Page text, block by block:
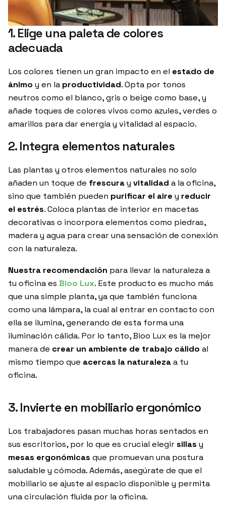
1. Elige una paleta de colores
adecuada
Los colores tienen un gran impacto en el estado de
ánimo y en la productividad. Opta por tonos
neutros como el blanco, gris o beige como base, y
añade toques de colores vivos como azules, verdes o
amarillos para dar energía y vitalidad al espacio.
2. Integra elementos naturales
Las plantas y otros elementos naturales no solo
añaden un toque de frescuray vitalidad a la oficina,
sino que también pueden purificar el aire y reducir
el estrés. Coloca plantas de interior en macetas
decorativas o incorpora elementos como piedras,
madera y agua para crear una sensación de conexión
con la naturaleza.
Nuestra recomendación para llevar la naturaleza a
tu oficina es Bioo Lux. Este producto es mucho más
que una simple planta, ya que también funciona
como una lámpara, la cual al entrar en contacto con
ella se ilumina, generando de esta forma una
iluminación cálida. Por lo tanto, Bioo Lux es la mejor
manera de crear un ambiente de trabajo cálido al
mismo tiempo que acercas la naturalezaa tu
oficina.
3. Invierte en mobiliario ergonómico
Los trabajadores pasan muchas horas sentados en
sus escritorios, por lo que es crucial elegir sillas y
mesas ergonómicas que promuevan una postura
saludable y cómoda. Además, asegúrate de que el
mobiliario se ajuste al espacio disponible y permita
una circulación fluida por la oficina.